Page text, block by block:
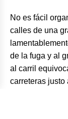
No es fácil
calles de una
de la fuga y al
al carril
carreteras justo